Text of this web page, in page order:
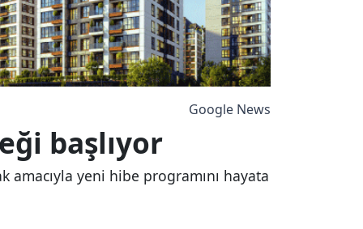
Google News
başlıyor
yeni hibe programını hayata